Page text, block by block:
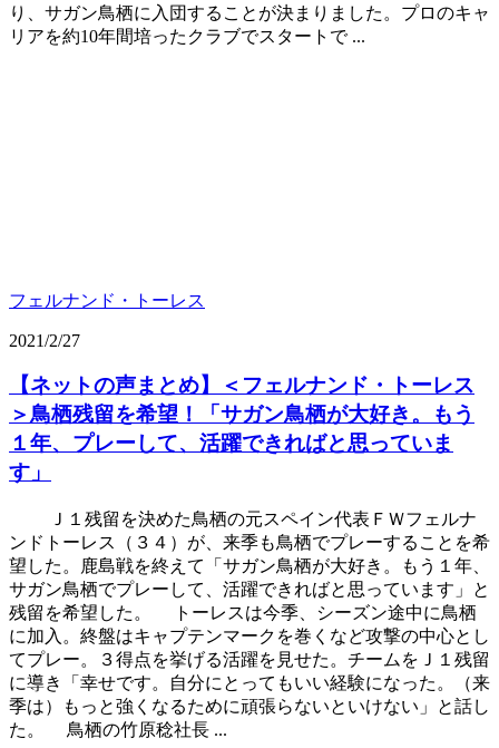
り、サガン鳥栖に入団することが決まりました。プロのキャ
リアを約10年間培ったクラブでスタートで ...
フェルナンド・トーレス
2021/2/27
【ネットの声まとめ】＜フェルナンド・トーレス
＞鳥栖残留を希望！「サガン鳥栖が大好き。もう
１年、プレーして、活躍できればと思っていま
す」
Ｊ１残留を決めた鳥栖の元スペイン代表ＦＷフェルナ
ンドトーレス（３４）が、来季も鳥栖でプレーすることを希
望した。鹿島戦を終えて「サガン鳥栖が大好き。もう１年、
サガン鳥栖でプレーして、活躍できればと思っています」と
残留を希望した。 トーレスは今季、シーズン途中に鳥栖
に加入。終盤はキャプテンマークを巻くなど攻撃の中心とし
てプレー。３得点を挙げる活躍を見せた。チームをＪ１残留
に導き「幸せです。自分にとってもいい経験になった。（来
季は）もっと強くなるために頑張らないといけない」と話し
た。 鳥栖の竹原稔社長 ...